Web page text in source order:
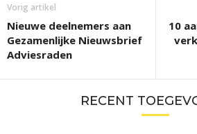
Vorig artikel
Nieuwe deelnemers aan
Gezamenlijke Nieuwsbrief
Adviesraden
10
RECENT